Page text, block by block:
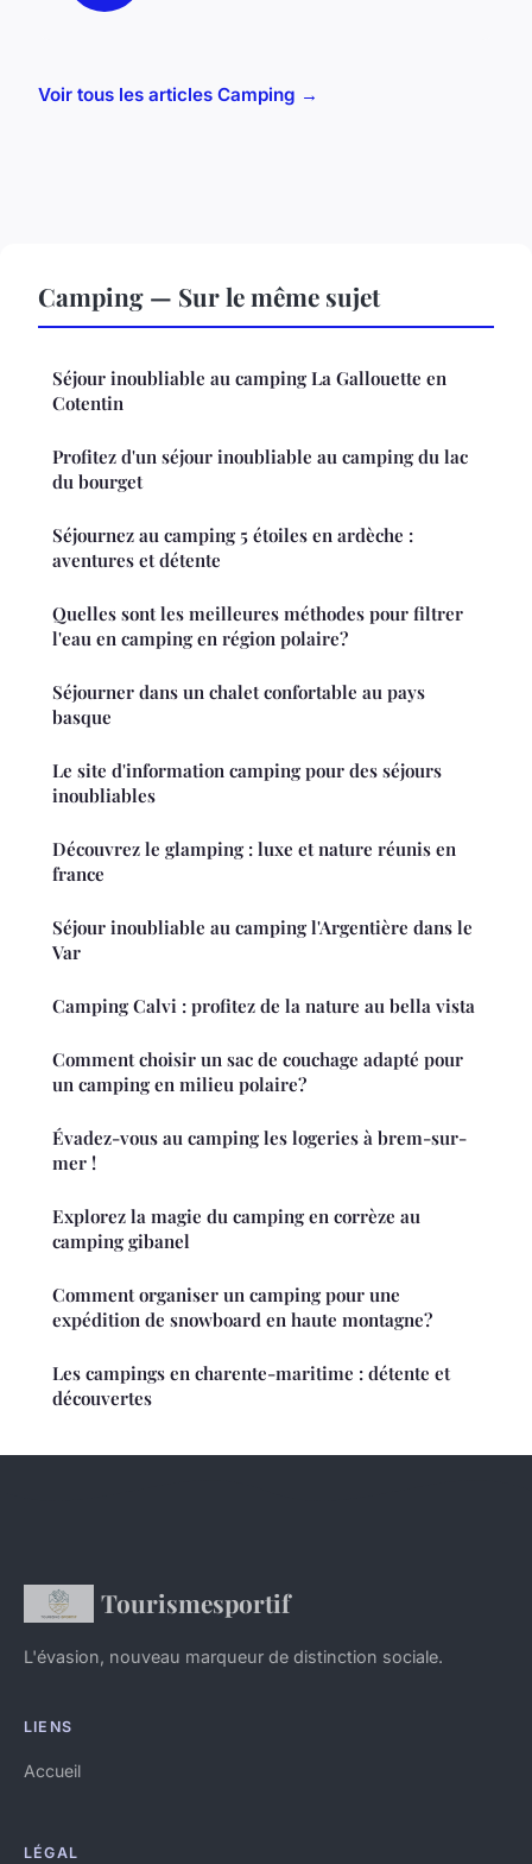
Voir tous les articles Camping →
Camping — Sur le même sujet
Séjour inoubliable au camping La Gallouette en
Cotentin
Profitez d'un séjour inoubliable au camping du lac
du bourget
Séjournez au camping 5 étoiles en ardèche :
aventures et détente
Quelles sont les meilleures méthodes pour filtrer
l'eau en camping en région polaire?
Séjourner dans un chalet confortable au pays
basque
Le site d'information camping pour des séjours
inoubliables
Découvrez le glamping : luxe et nature réunis en
france
Séjour inoubliable au camping l'Argentière dans le
Var
Camping Calvi : profitez de la nature au bella vista
Comment choisir un sac de couchage adapté pour
un camping en milieu polaire?
Évadez-vous au camping les logeries à brem-sur-
mer !
Explorez la magie du camping en corrèze au
camping gibanel
Comment organiser un camping pour une
expédition de snowboard en haute montagne?
Les campings en charente-maritime : détente et
découvertes
Tourismesportif
L'évasion, nouveau marqueur de distinction sociale.
LIENS
Accueil
LÉGAL